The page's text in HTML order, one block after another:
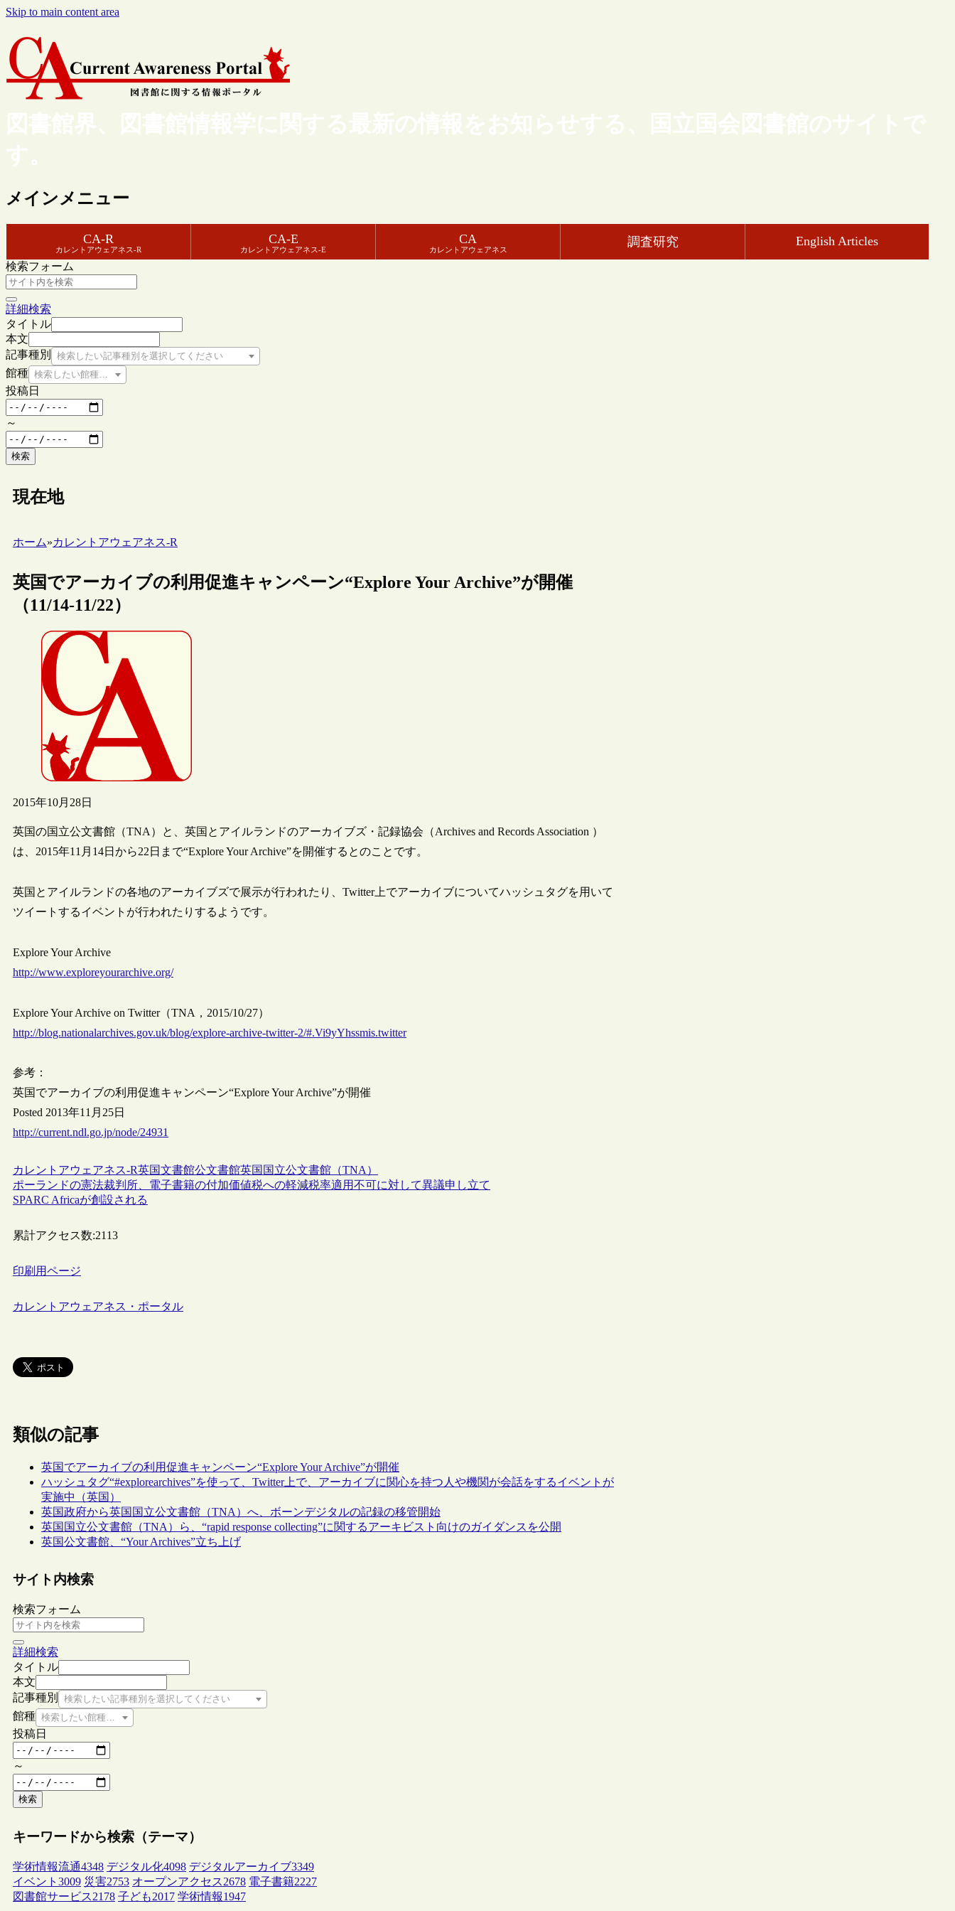
Skip to main content area
図書館界、図書館情報学に関する最新の情報をお知らせする、国立国会図書館のサイトで
す。
メインメニュー
CA-R
カレントアウェアネス-R
CA-E
カレントアウェアネス-E
CA
カレントアウェアネス
調査研究 English Articles
検索フォーム
詳細検索
タイトル
本文
記事種別
検索したい記事種別を選択してください
館種 検索したい館種を選択してください
投稿日
～
検索
現在地
ホーム»カレントアウェアネス-R
英国でアーカイブの利用促進キャンペーン“Explore Your Archive”が開催
（11/14-11/22）
2015年10月28日
英国の国立公文書館（TNA）と、英国とアイルランドのアーカイブズ・記録協会（Archives and Records Association ）
は、2015年11月14日から22日まで“Explore Your Archive”を開催するとのことです。
英国とアイルランドの各地のアーカイブズで展示が行われたり、Twitter上でアーカイブについてハッシュタグを用いて
ツイートするイベントが行われたりするようです。
Explore Your Archive
http://www.exploreyourarchive.org/
Explore Your Archive on Twitter（TNA，2015/10/27）
http://blog.nationalarchives.gov.uk/blog/explore-archive-twitter-2/#.Vi9yYhssmis.twitter
参考：
英国でアーカイブの利用促進キャンペーン“Explore Your Archive”が開催
Posted 2013年11月25日
http://current.ndl.go.jp/node/24931
カレントアウェアネス-R英国文書館公文書館英国国立公文書館（TNA）
ポーランドの憲法裁判所、電子書籍の付加価値税への軽減税率適用不可に対して異議申し立て
SPARC Africaが創設される
累計アクセス数:2113
印刷用ページ
カレントアウェアネス・ポータル
類似の記事
英国でアーカイブの利用促進キャンペーン“Explore Your Archive”が開催
ハッシュタグ“#explorearchives”を使って、Twitter上で、アーカイブに関心を持つ人や機関が会話をするイベントが
実施中（英国）
英国政府から英国国立公文書館（TNA）へ、ボーンデジタルの記録の移管開始
英国国立公文書館（TNA）ら、“rapid response collecting”に関するアーキビスト向けのガイダンスを公開
英国公文書館、“Your Archives”立ち上げ
サイト内検索
検索フォーム
詳細検索
タイトル
本文
記事種別
検索したい記事種別を選択してください
館種 検索したい館種を選択してください
投稿日
～
検索
キーワードから検索（テーマ）
学術情報流通4348 デジタル化4098 デジタルアーカイブ3349
イベント 3009 災害2753 オープンアクセス2678 電子書籍2227
図書館サービス2178 子ども2017 学術情報1947